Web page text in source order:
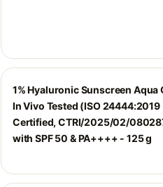
1% Hyaluronic Sunscreen Aqua
In Vivo Tested (ISO 24444:2019
Certified, CTRI/2025/02/
with SPF 50 & PA++++ - 125 g